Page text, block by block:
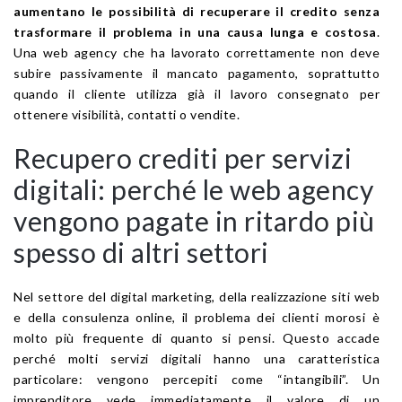
aumentano le possibilità di recuperare il credito senza
trasformare il problema in una causa lunga e costosa.
Una web agency che ha lavorato correttamente non deve
subire passivamente il mancato pagamento, soprattutto
quando il cliente utilizza già il lavoro consegnato per
ottenere visibilità, contatti o vendite.
Recupero crediti per servizi
digitali: perché le web agency
vengono pagate in ritardo più
spesso di altri settori
Nel settore del digital marketing, della realizzazione siti web
e della consulenza online, il problema dei clienti morosi è
molto più frequente di quanto si pensi. Questo accade
perché molti servizi digitali hanno una caratteristica
particolare: vengono percepiti come “intangibili”. Un